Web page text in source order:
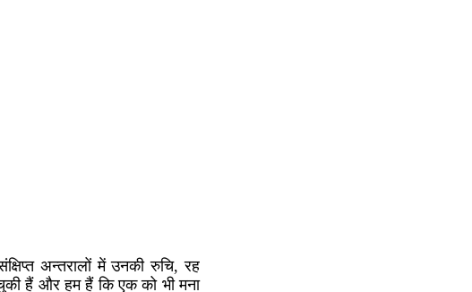
अन्तरालों में उनकी रुचि, रह
हैं और हम हैं कि एक को भी मना